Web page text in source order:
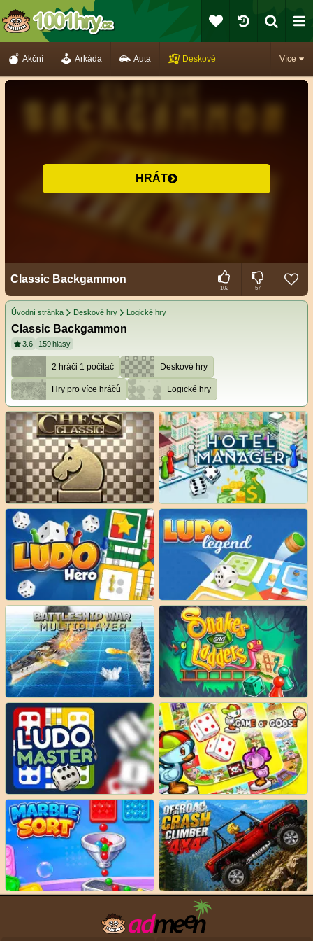
Více
Akční Arkáda Auta Deskové
HRÁT
Classic Backgammon
102 57
Úvodní stránka Deskové hry Logické hry
Classic Backgammon
3.6 159 hlasy
2 hráči 1 počítač Deskové hry
Hry pro více hráčů Logické hry